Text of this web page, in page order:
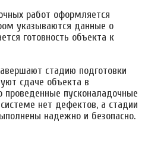
работ оформляется
указываются данные о
готовность объекта к
стадию подготовки
сдаче объекта в
проведенные пусконаладочные
нет дефектов, а стадии
надежно и безопасно.